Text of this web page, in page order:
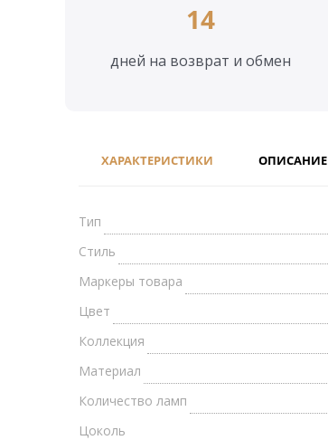
14
дней на возврат и обмен
ХАРАКТЕРИСТИКИ ОПИСАНИЕ
Тип
Стиль
Маркеры товара
Цвет
Коллекция
Материал
Количество ламп
Цоколь